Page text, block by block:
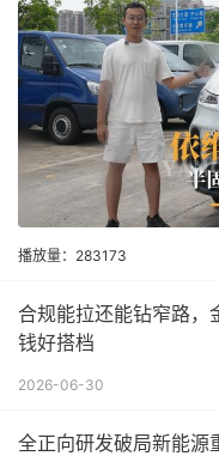
播放量：283173
合规能拉还能钻窄路，
钱好搭档
2026-06-30
全正向研发破局新能源